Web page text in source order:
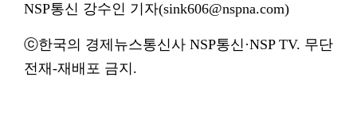
NSP통신 강수인 기자(sink606@nspna.com)
ⓒ한국의 경제뉴스통신사 NSP통신·NSP TV. 무단
전재-재배포 금지.